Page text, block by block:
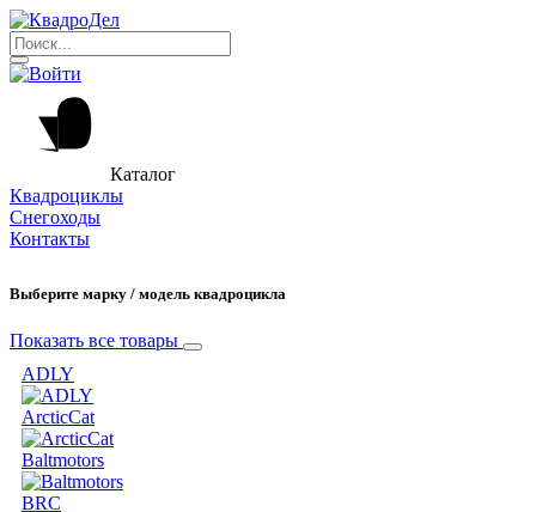
Каталог
Квадроциклы
Снегоходы
Контакты
Выберите марку / модель квадроцикла
Показать все товары
ADLY
ArcticCat
Baltmotors
BRC